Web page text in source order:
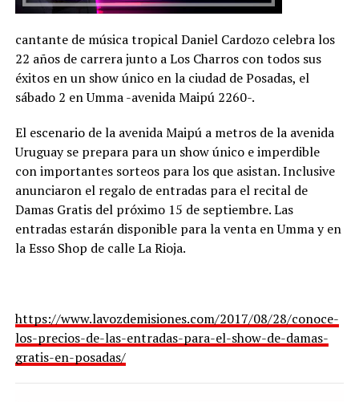
cantante de música tropical Daniel Cardozo celebra los
22 años de carrera junto a Los Charros con todos sus
éxitos en un show único en la ciudad de Posadas, el
sábado 2 en Umma -avenida Maipú 2260-.
El escenario de la avenida Maipú a metros de la avenida
Uruguay se prepara para un show único e imperdible
con importantes sorteos para los que asistan. Inclusive
anunciaron el regalo de entradas para el recital de
Damas Gratis del próximo 15 de septiembre. Las
entradas estarán disponible para la venta en Umma y en
la Esso Shop de calle La Rioja.
https://www.lavozdemisiones.com/2017/08/28/conoce-
los-precios-de-las-entradas-para-el-show-de-damas-
gratis-en-posadas/